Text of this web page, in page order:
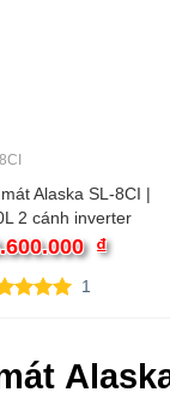
Alaska SL-8CI |
2 cánh inverter
₫
1